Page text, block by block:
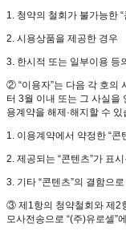
1. 청약의 철회가 불가능한
2. 시용상품을 제공한 경우
3. 한시적 또는 일부이용 등
② “이용자”는 다음 각 호의
터 3월 이내 또는 그 사실을
용계약을 해제·해지할 수 있
1. 이용계약에서 약정한 “콘
2. 제공되는 “콘텐츠”가 표
3. 기타 “콘텐츠”의 결함으
③ 제1항의 청약철회와 제2
모사전송으로 “(주)유로셀”